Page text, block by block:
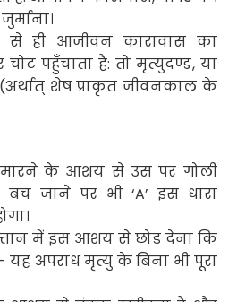
से ही आजीवन कारावास का
पहुँचाता है: तो मृत्युदण्ड, या
शेष प्राकृत जीवनकाल के
के आशय से उस पर गोली
जाने पर भी ‘A’ इस धारा
में इस आशय से छोड़ देना कि
यह अपराध मृत्यु के बिना भी पूरा